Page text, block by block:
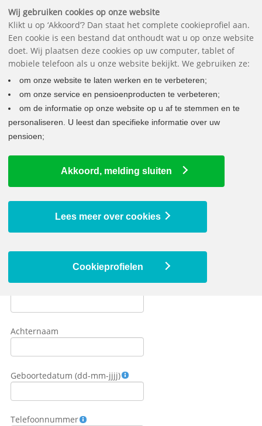
Downloads Vragen Contact
Contactformulier
Stel uw vraag
Naar aanleiding van uw vraag nemen we telefonisch of per e-
mogelijk in. Zo kunnen we u sneller en beter helpen.
Uw gegevens
Achternaam
Geboortedatum (dd-mm-jjjj)
Telefoonnummer
Wij gebruiken cookies op onze website
Klikt u op ‘Akkoord’? Dan staat het complete cookieprofiel aan.
Een cookie is een bestand dat onthoudt wat u op onze website
doet. Wij plaatsen deze cookies op uw computer, tablet of
mobiele telefoon als u onze website bekijkt. We gebruiken ze:
om onze website te laten werken en te verbeteren;
om onze service en pensioenproducten te verbeteren;
om de informatie op onze website op u af te stemmen en te
personaliseren. U leest dan specifieke informatie over uw
pensioen;
Akkoord, melding sluiten
Lees meer over cookies
Cookieprofielen